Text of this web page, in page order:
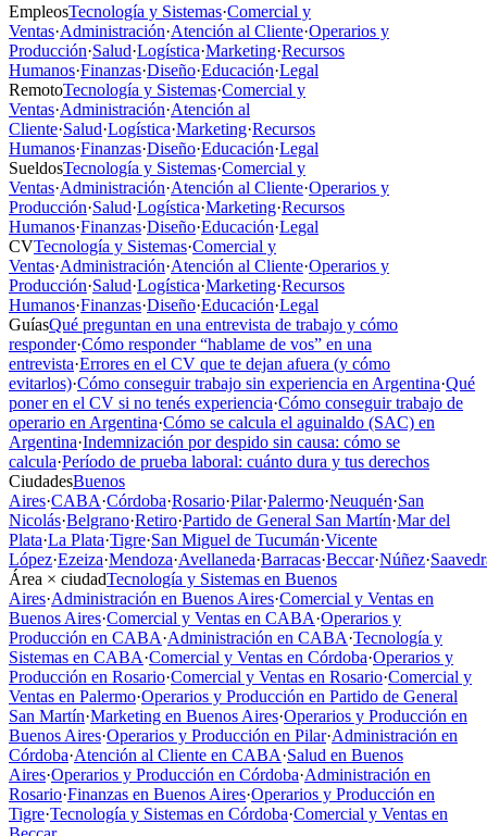
EmpleosTecnología y Sistemas·Comercial y
Ventas·Administración·Atención al Cliente·Operarios y
Producción·Salud·Logística·Marketing·Recursos
Humanos·Finanzas·Diseño·Educación·Legal
RemotoTecnología y Sistemas·Comercial y
Ventas·Administración·Atención al
Cliente·Salud·Logística·Marketing·Recursos
Humanos·Finanzas·Diseño·Educación·Legal
SueldosTecnología y Sistemas·Comercial y
Ventas·Administración·Atención al Cliente·Operarios y
Producción·Salud·Logística·Marketing·Recursos
Humanos·Finanzas·Diseño·Educación·Legal
CVTecnología y Sistemas·Comercial y
Ventas·Administración·Atención al Cliente·Operarios y
Producción·Salud·Logística·Marketing·Recursos
Humanos·Finanzas·Diseño·Educación·Legal
GuíasQué preguntan en una entrevista de trabajo y cómo
responder·Cómo responder “hablame de vos” en una
entrevista·Errores en el CV que te dejan afuera (y cómo
evitarlos)·Cómo conseguir trabajo sin experiencia en Argentina·Qué
poner en el CV si no tenés experiencia·Cómo conseguir trabajo de
operario en Argentina·Cómo se calcula el aguinaldo (SAC) en
Argentina·Indemnización por despido sin causa: cómo se
calcula·Período de prueba laboral: cuánto dura y tus derechos
CiudadesBuenos
Aires·CABA·Córdoba·Rosario·Pilar·Palermo·Neuquén·San
Nicolás·Belgrano·Retiro·Partido de General San Martín·Mar del
Plata·La Plata·Tigre·San Miguel de Tucumán·Vicente
López·Ezeiza·Mendoza·Avellaneda·Barracas·Beccar·Núñez·
Área × ciudadTecnología y Sistemas en Buenos
Aires·Administración en Buenos Aires·Comercial y Ventas en
Buenos Aires·Comercial y Ventas en CABA·Operarios y
Producción en CABA·Administración en CABA·Tecnología y
Sistemas en CABA·Comercial y Ventas en Córdoba·Operarios y
Producción en Rosario·Comercial y Ventas en Rosario·Comercial y
Ventas en Palermo·Operarios y Producción en Partido de General
San Martín·Marketing en Buenos Aires·Operarios y Producción en
Buenos Aires·Operarios y Producción en Pilar·Administración en
Córdoba·Atención al Cliente en CABA·Salud en Buenos
Aires·Operarios y Producción en Córdoba·Administración en
Rosario·Finanzas en Buenos Aires·Operarios y Producción en
Tigre·Tecnología y Sistemas en Córdoba·Comercial y Ventas en